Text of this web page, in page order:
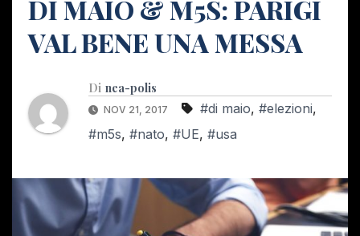
DI MAIO & M5S: PARIGI
VAL BENE UNA MESSA
Di nea-polis
NOV 21, 2017 #di maio, #elezioni,
#m5s, #nato, #UE, #usa